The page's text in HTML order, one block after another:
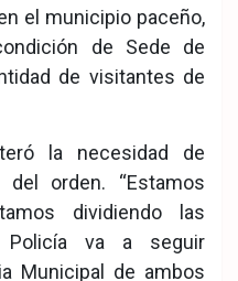
el municipio paceño,
de Sede de
de visitantes de
la necesidad de
orden. “Estamos
dividiendo las
va a seguir
Municipal de ambos